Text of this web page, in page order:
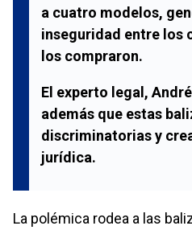
a cuatro modelos,
inseguridad entre los
los compraron.
El experto legal,
además que estas
discriminatorias y
jurídica.
La polémica rodea a las